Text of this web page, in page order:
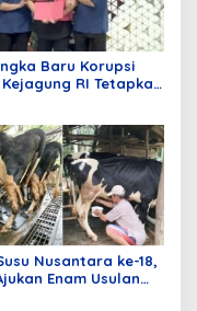
Baru Korupsi
Kejagung RI Tetapkan
Nusantara ke-18,
Enam Usulan